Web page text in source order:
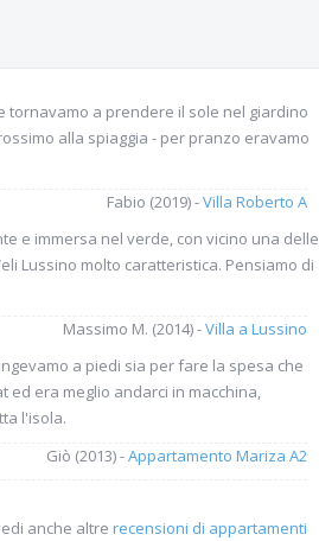
tornavamo a prendere il sole nel giardino
alla spiaggia - per pranzo eravamo
Fabio (2019) -Villa Roberto A
e immersa nel verde, con vicino una delle
Lussino molto caratteristica. Pensiamo di
Massimo M. (2014) -Villa a Lussino
a piedi sia per fare la spesa che
ed era meglio andarci in macchina,
l'isola.
Giò (2013) -Appartamento Mariza A2
anche altrerecensioni di appartamenti